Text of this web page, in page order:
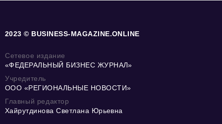
2023 © BUSINESS-MAGAZINE.ONLINE
Сетевое издание
«ФЕДЕРАЛЬНЫЙ БИЗНЕС ЖУРНАЛ»
Учредитель
ООО «РЕГИОНАЛЬНЫЕ НОВОСТИ»
Главный редактор
Хайрутдинова Светлана Юрьевна